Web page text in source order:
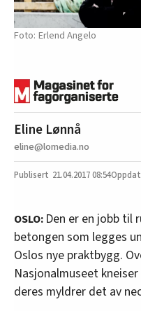
Erlend Angelo
Eline Lønnå
eline@lomedia.no
21.04.201708:54
OSLO: Den er en jobb til
betongen som legges
Oslos nye praktbygg.
Nasjonalmuseet
deres myldrer det av